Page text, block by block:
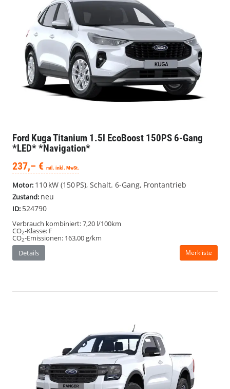
Ford KugaTitanium 1.5l EcoBoost 150PS 6-Gang
*LED* *Navigation*
237,– € mtl. inkl. MwSt.
Motor: 110 kW (150 PS), Schalt. 6-Gang, Frontantrieb
Zustand: neu
ID: 524790
Verbrauch kombiniert:7,20 l/100km
CO2-Klasse: F
CO2-Emissionen: 163,00 g/km
Details
Merkliste